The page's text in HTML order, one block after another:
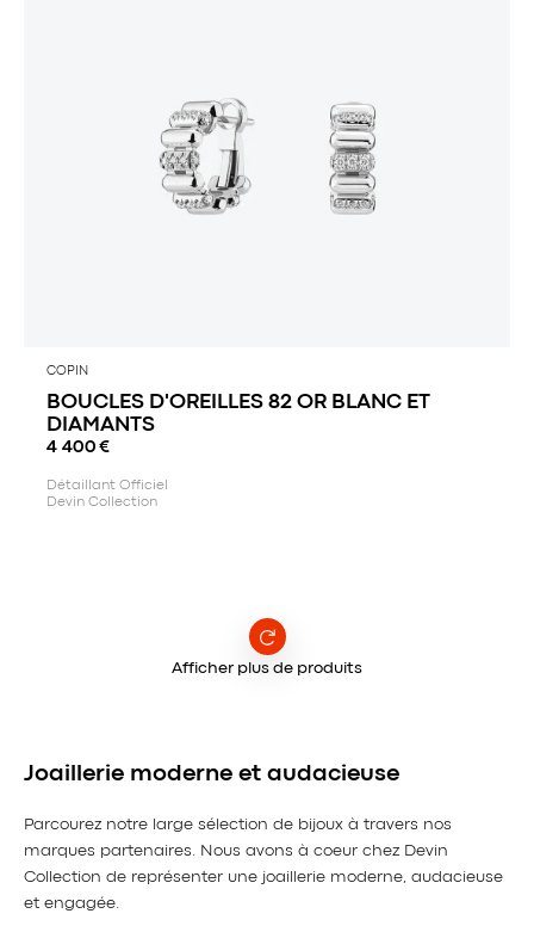
COPIN
BOUCLES D'OREILLES 82 OR BLANC ET
DIAMANTS
4 400 €
Détaillant Officiel
Devin Collection
Afficher plus de produits
Joaillerie moderne et audacieuse
Parcourez notre large sélection de bijoux à travers nos
marques partenaires. Nous avons à coeur chez Devin
Collection de représenter une joaillerie moderne, audacieuse
et engagée.